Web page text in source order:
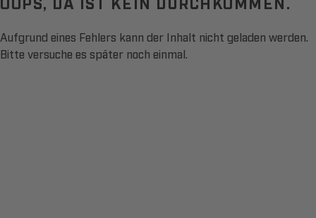
Aufgrund eines Fehlers kann der Inhalt nicht geladen werden.
Bitte versuche es später noch einmal.